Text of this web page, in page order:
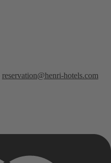
reservation@henri-hotels.com